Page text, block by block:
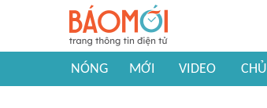
NÓNG MỚI VIDEO